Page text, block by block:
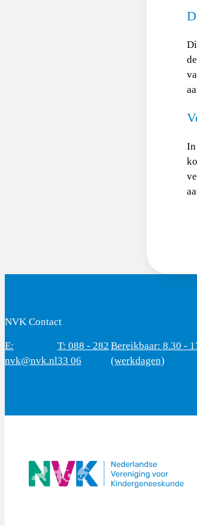
In
NVK Contact
E:
nvk@nvk.nl
T: 088 - 282
33 06
Bereikbaar: 8.30 -
(werkdagen)